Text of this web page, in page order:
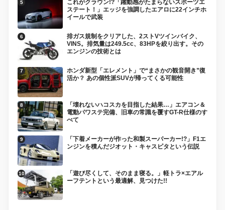
これがクラウン!?「躍動感がたまらないスポーツエ
ステート！」エッジを強調したエアロに22インチホ
イールで武装
排ガス規制をクリアした、2ストVツインバイク、
VINS。排気量は249.5cc、83HPを絞り出す。その
エンジンの技術とは
ホンダ新型「エレメント」で“まさかの観音開き”復
活か？ あの個性派SUVが帰ってくる可能性
「壊れないハコスカを目指した結果…」エアコン＆
電動パワステ完備、旧車の常識を覆すGT-R仕様のす
べて
「下着メーカーが作った和製スーパーカー!?」F1エ
ンジンを積んだジオット・キャスピタという伝説
「遊び尽くして、そのまま寝る。」軽トラ×エアル
ーフテントという最適解、見つけた!!